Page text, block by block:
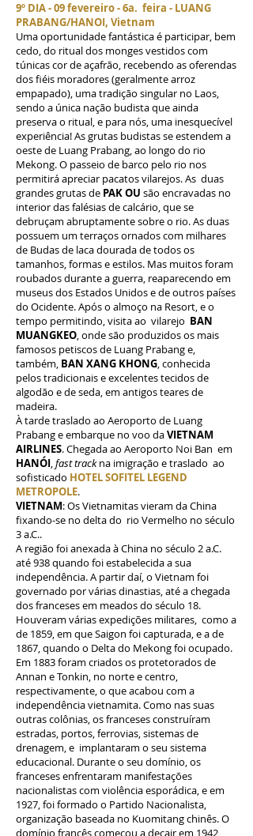
9º DIA - 09 fevereiro - 6a. feira - LUANG
PRABANG/HANOI, Vietnam
Uma oportunidade fantástica é participar, bem
cedo, do ritual dos monges vestidos com
túnicas cor de açafrão, recebendo as oferendas
dos fiéis moradores (geralmente arroz
empapado), uma tradição singular no Laos,
sendo a única nação budista que ainda
preserva o ritual, e para nós, uma inesquecível
experiência! As grutas budistas se estendem a
oeste de Luang Prabang, ao longo do rio
Mekong. O passeio de barco pelo rio nos
permitirá apreciar pacatos vilarejos. As duas
grandes grutas de PAK OU são encravadas no
interior das falésias de calcário, que se
debruçam abruptamente sobre o rio. As duas
possuem um terraços ornados com milhares
de Budas de laca dourada de todos os
tamanhos, formas e estilos. Mas muitos foram
roubados durante a guerra, reaparecendo em
museus dos Estados Unidos e de outros países
do Ocidente. Após o almoço na Resort, e o
tempo permitindo, visita ao vilarejo BAN
MUANGKEO, onde são produzidos os mais
famosos petiscos de Luang Prabang e,
também, BAN XANG KHONG, conhecida
pelos tradicionais e excelentes tecidos de
algodão e de seda, em antigos teares de
madeira.
À tarde traslado ao Aeroporto de Luang
Prabang e embarque no voo daVIETNAM
AIRLINES. Chegada ao Aeroporto Noi Ban em
HANÓI,fast trackna imigração e traslado ao
sofisticado HOTEL SOFITEL LEGEND
METROPOLE.
VIETNAM: Os Vietnamitas vieram da China
fixando-se no delta do rio Vermelho no século
3 a.C..
A região foi anexada à China no século 2 a.C.
até 938 quando foi estabelecida a sua
independência. A partir daí, o Vietnam foi
governado por várias dinastias, até a chegada
dos franceses em meados do século 18.
Houveram várias expedições militares, como a
de 1859, em que Saigon foi capturada, e a de
1867, quando o Delta do Mekong foi ocupado.
Em 1883 foram criados os protetorados de
Annan e Tonkin, no norte e centro,
respectivamente, o que acabou com a
independência vietnamita. Como nas suas
outras colônias, os franceses construíram
estradas, portos, ferrovias, sistemas de
drenagem, e implantaram o seu sistema
educacional. Durante o seu domínio, os
franceses enfrentaram manifestações
nacionalistas com violência esporádica, e em
1927, foi formado o Partido Nacionalista,
organização baseada no Kuomitang chinês. O
domínio francês começou a decair em 1942,